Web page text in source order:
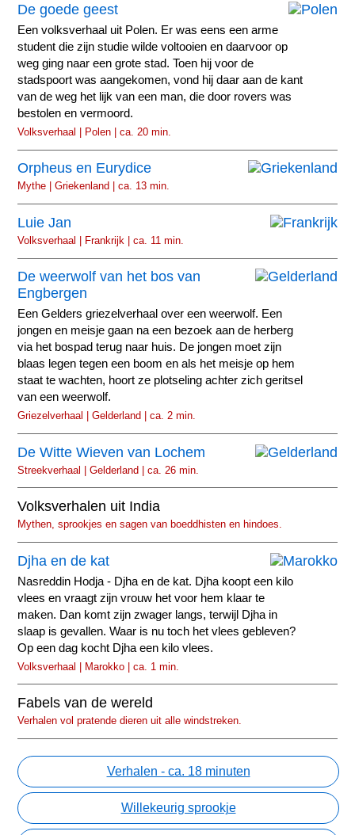
De goede geest
Een volksverhaal uit Polen. Er was eens een arme
student die zijn studie wilde voltooien en daarvoor op
weg ging naar een grote stad. Toen hij voor de
stadspoort was aangekomen, vond hij daar aan de kant
van de weg het lijk van een man, die door rovers was
bestolen en vermoord.
Volksverhaal | Polen | ca. 20 min.
Orpheus en Eurydice
Mythe | Griekenland | ca. 13 min.
Luie Jan
Volksverhaal | Frankrijk | ca. 11 min.
De weerwolf van het bos van
Engbergen
Een Gelders griezelverhaal over een weerwolf. Een
jongen en meisje gaan na een bezoek aan de herberg
via het bospad terug naar huis. De jongen moet zijn
blaas legen tegen een boom en als het meisje op hem
staat te wachten, hoort ze plotseling achter zich geritsel
van een weerwolf.
Griezelverhaal | Gelderland | ca. 2 min.
De Witte Wieven van Lochem
Streekverhaal | Gelderland | ca. 26 min.
Volksverhalen uit India
Mythen, sprookjes en sagen van boeddhisten en hindoes.
Djha en de kat
Nasreddin Hodja - Djha en de kat. Djha koopt een kilo
vlees en vraagt zijn vrouw het voor hem klaar te
maken. Dan komt zijn zwager langs, terwijl Djha in
slaap is gevallen. Waar is nu toch het vlees gebleven?
Op een dag kocht Djha een kilo vlees.
Volksverhaal | Marokko | ca. 1 min.
Fabels van de wereld
Verhalen vol pratende dieren uit alle windstreken.
Verhalen - ca. 18 minuten
Willekeurig sprookje